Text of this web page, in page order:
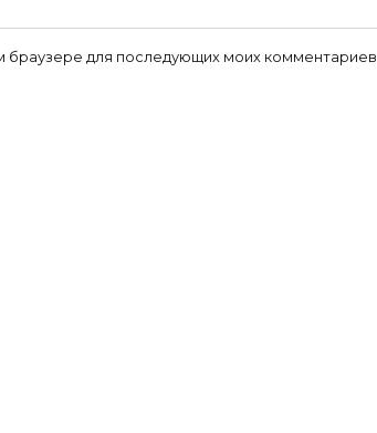
браузере для последующих моих комментариев.